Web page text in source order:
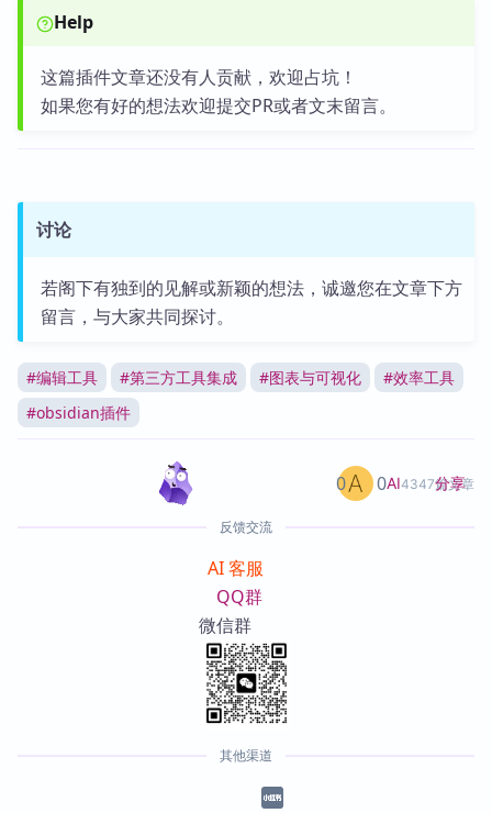
Help
这篇插件文章还没有人贡献，欢迎占坑！
如果您有好的想法欢迎提交PR或者文末留言。
讨论
若阁下有独到的见解或新颖的想法，诚邀您在文章下方
留言，与大家共同探讨。
#编辑工具 #第三方工具集成 #图表与可视化 #效率工具
#obsidian插件
AI4347篇文章
0 0 分享
反馈交流
AI 客服
QQ群
微信群
其他渠道